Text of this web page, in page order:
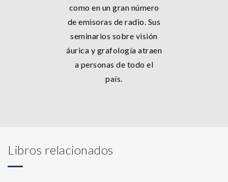
como en un gran número
de emisoras de radio. Sus
seminarios sobre visión
áurica y grafología atraen
a personas de todo el
país.
Libros relacionados